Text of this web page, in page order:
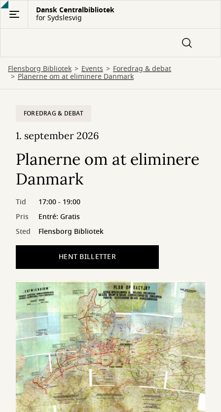
Gå
hovedindhold
Dansk Centralbibliotek
for Sydslesvig
Flensborg Bibliotek Events Foredrag & debat
Planerne om at eliminere Danmark
FOREDRAG & DEBAT
1. september 2026
Planerne om at eliminere
Danmark
Tid
17:00 - 19:00
Pris
Entré: Gratis
Sted
Flensborg Bibliotek
HENT BILLETTER